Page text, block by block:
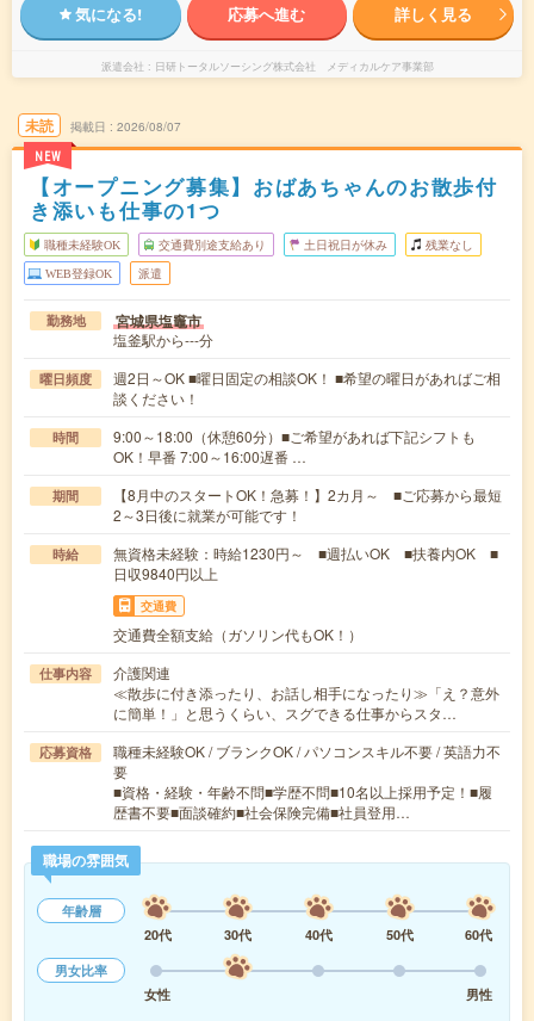
気になる! 応募へ進む 詳しく見る
派遣会社 日研トータルソーシング株式会社 メディカルケア事業部
未読
NEW
掲載日 2026/08/07
【オープニング募集】おばあちゃんのお散歩付
き添いも仕事の1つ
職種未経験OK 交通費別途支給あり 土日祝日が休み 残業なし
WEB登録OK 派遣
勤務地 宮城県塩竈市
塩釜駅から---分
曜日頻度
週2日～OK ■曜日固定の相談OK！ ■希望の曜日があればご相
談ください！
時間
9:00～18:00（休憩60分）■ご希望があれば下記シフトも
OK！早番 7:00～16:00遅番 …
期間
【8月中のスタートOK！急募！】2カ月～ ■ご応募から最短
2～3日後に就業が可能です！
時給
無資格未経験：時給1230円～ ■週払いOK ■扶養内OK ■
日収9840円以上
交通費
交通費全額支給（ガソリン代もOK！）
仕事内容
介護関連
≪散歩に付き添ったり、お話し相手になったり≫「え？意外
に簡単！」と思うくらい、スグできる仕事からスタ…
応募資格
職種未経験OK / ブランクOK / パソコンスキル不要 / 英語力不
要
■資格・経験・年齢不問■学歴不問■10名以上採用予定！■履
歴書不要■面談確約■社会保険完備■社員登用…
職場の雰囲気
年齢層
20代
30代 40代 50代
60代
男女比率
女性
男性